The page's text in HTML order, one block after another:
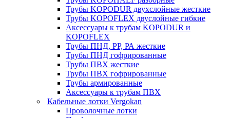
Трубы KOPODUR двухслойные жесткие
Трубы KOPOFLEX двуслойные гибкие
Аксессуары к трубам KOPODUR и
KOPOFLEX
Трубы ПНД, РР, РА жесткие
Трубы ПНД гофрированные
Трубы ПВХ жесткие
Трубы ПВХ гофрированные
Трубы армированные
Аксессуары к трубам ПВХ
Кабельные лотки Vergokan
Проволочные лотки